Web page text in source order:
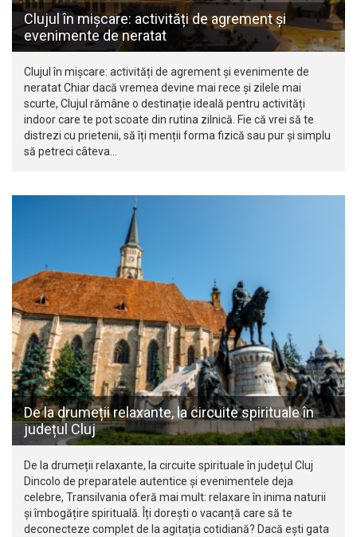
Clujul în mișcare: activități de agrement și
evenimente de neratat
Clujul în mișcare: activități de agrement și evenimente de
neratat Chiar dacă vremea devine mai rece și zilele mai
scurte, Clujul rămâne o destinație ideală pentru activități
indoor care te pot scoate din rutina zilnică. Fie că vrei să te
distrezi cu prietenii, să îți menții forma fizică sau pur și simplu
să petreci câteva…
De la drumeții relaxante, la circuite spirituale în
județul Cluj
De la drumeții relaxante, la circuite spirituale în județul Cluj
Dincolo de preparatele autentice și evenimentele deja
celebre, Transilvania oferă mai mult: relaxare în inima naturii
și îmbogățire spirituală. Îți dorești o vacanță care să te
deconecteze complet de la agitația cotidiană? Dacă ești gata